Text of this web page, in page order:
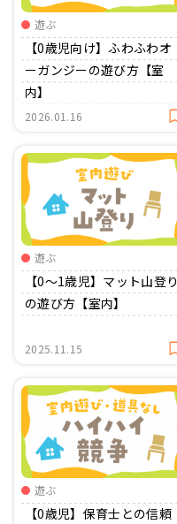
遊ぶ
【0歳児向け】ふわふわオ
ーガンジーの遊び方【室
内】
2026.01.16
遊ぶ
【0〜1歳児】マット山登り
の遊び方【室内】
2025.11.15
遊ぶ
【0歳児】保育士との信頼